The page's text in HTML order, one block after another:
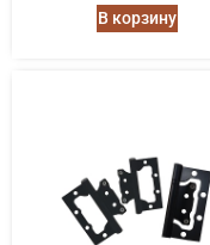
В корзину